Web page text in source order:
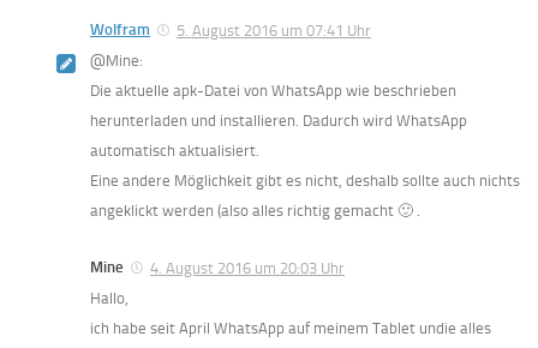
Wolfram
5. August 2016 um 07:41 Uhr
@Mine:
Die aktuelle apk-Datei von WhatsApp wie beschrieben
herunterladen und installieren. Dadurch wird WhatsApp
automatisch aktualisiert.
Eine andere Möglichkeit gibt es nicht, deshalb sollte auch nichts
angeklickt werden (also alles richtig gemacht 🙂 .
Mine
4. August 2016 um 20:03 Uhr
Hallo,
ich habe seit April WhatsApp auf meinem Tablet undie alles